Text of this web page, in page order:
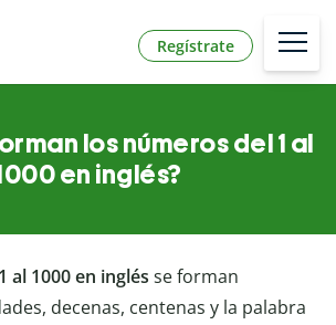
Regístrate
los números del 1 al
en inglés?
al 1000 en inglés se forman
decenas, centenas y la palabra